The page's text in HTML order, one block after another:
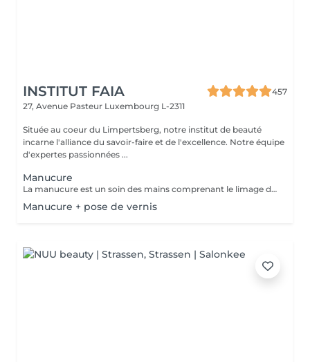
INSTITUT FAIA
457
27, Avenue Pasteur Luxembourg L-2311
Située au coeur du Limpertsberg, notre institut de beauté
incarne l'alliance du savoir-faire et de l'excellence. Notre équipe
d'expertes passionnées ...
Manucure
La manucure est un soin des mains comprenant le limage des ongles, la pousse et la coupe des cuticules, massage avec crème de soin et application d'un vernis transparent si désiré.
Manucure + pose de vernis